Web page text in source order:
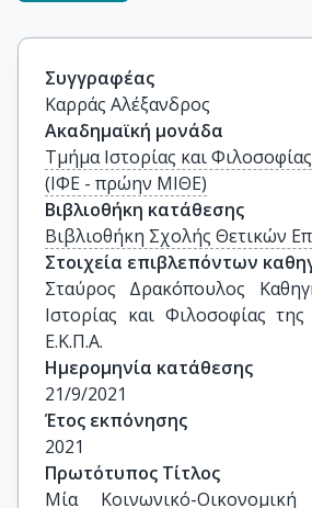
Συγγραφέας
Καρράς Αλέξανδρος
Ακαδημαϊκή μονάδα
Τμήμα Ιστορίας και
(ΙΦΕ - πρώην ΜΙΘΕ)
Βιβλιοθήκη κατάθεσης
Βιβλιοθήκη Σχολής Θετικών
Στοιχεία επιβλεπόντων
Σταύρος Δρακόπουλος
Ιστορίας και Φιλοσοφίας
Ε.Κ.Π.Α.
Ημερομηνία κατάθεσης
21/9/2021
Έτος εκπόνησης
2021
Πρωτότυπος Τίτλος
Μία Κοινωνικό-